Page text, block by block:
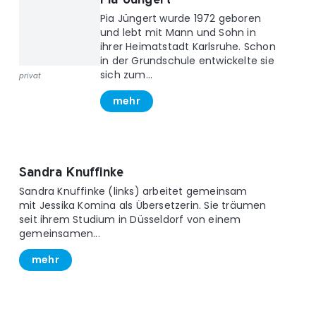
privat
Pia Jüngert wurde 1972 geboren
und lebt mit Mann und Sohn in
ihrer Heimatstadt Karlsruhe. Schon
in der Grundschule entwickelte sie
sich zum...
mehr
Sandra Knuffinke
Sandra Knuffinke (links) arbeitet gemeinsam
mit Jessika Komina als Übersetzerin. Sie träumen
seit ihrem Studium in Düsseldorf von einem
gemeinsamen...
mehr